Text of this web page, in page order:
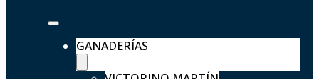
GANADERÍAS